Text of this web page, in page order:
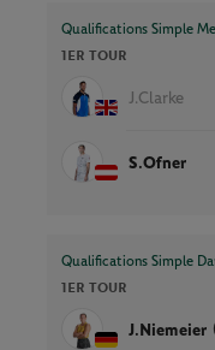
Qualifications Simple
1ER TOUR
J.Clarke
S.Ofner
Qualifications Simple
1ER TOUR
J.Niemeier